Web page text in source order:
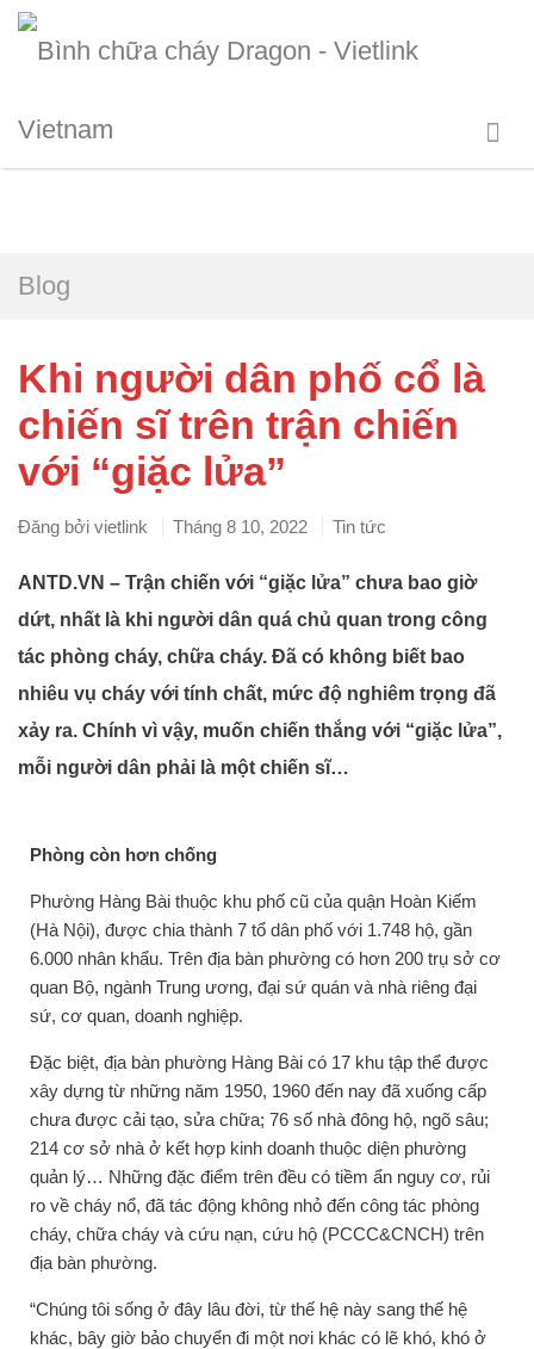
Blog
Khi người dân phố cổ là
chiến sĩ trên trận chiến
với “giặc lửa”
Đăng bởi vietlink Tháng 8 10, 2022 Tin tức
ANTD.VN – Trận chiến với “giặc lửa” chưa bao giờ
dứt, nhất là khi người dân quá chủ quan trong công
tác phòng cháy, chữa cháy. Đã có không biết bao
nhiêu vụ cháy với tính chất, mức độ nghiêm trọng đã
xảy ra. Chính vì vậy, muốn chiến thắng với “giặc lửa”,
mỗi người dân phải là một chiến sĩ…
Phòng còn hơn chống
Phường Hàng Bài thuộc khu phố cũ của quận Hoàn Kiếm
(Hà Nội), được chia thành 7 tổ dân phố với 1.748 hộ, gần
6.000 nhân khẩu. Trên địa bàn phường có hơn 200 trụ sở cơ
quan Bộ, ngành Trung ương, đại sứ quán và nhà riêng đại
sứ, cơ quan, doanh nghiệp.
Đặc biệt, địa bàn phường Hàng Bài có 17 khu tập thể được
xây dựng từ những năm 1950, 1960 đến nay đã xuống cấp
chưa được cải tạo, sửa chữa; 76 số nhà đông hộ, ngõ sâu;
214 cơ sở nhà ở kết hợp kinh doanh thuộc diện phường
quản lý… Những đặc điểm trên đều có tiềm ẩn nguy cơ, rủi
ro về cháy nổ, đã tác động không nhỏ đến công tác phòng
cháy, chữa cháy và cứu nạn, cứu hộ (PCCC&CNCH) trên
địa bàn phường.
“Chúng tôi sống ở đây lâu đời, từ thế hệ này sang thế hệ
khác, bây giờ bảo chuyển đi một nơi khác có lẽ khó, khó ở